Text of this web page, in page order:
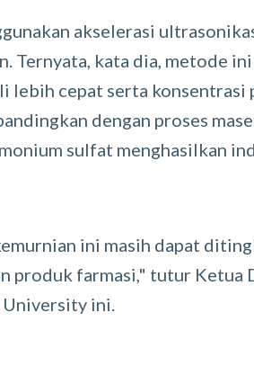
akselerasi
Ternyata, kata dia, metode
lebih cepat serta
dengan proses
sulfat menghasilkan
ini masih dapat
produk farmasi," tutur Ketua
University ini.